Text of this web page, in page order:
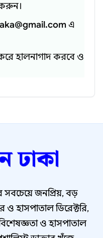
এ
হালনাগাদ করবে ও
সবচেয়ে জনপ্রিয়, বড়
ও হাসপাতাল ডিরেক্টরি,
ও হাসপাতাল